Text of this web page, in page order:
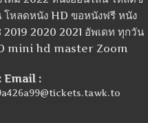
หลดหนัง HD ขอหนังฟรี หนัง
2019 2020 2021 อัพเดท ทุกวัน
mini hd master Zoom
Email :